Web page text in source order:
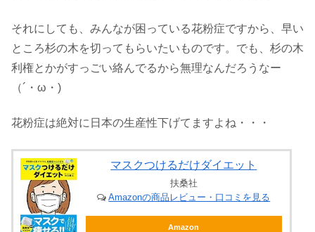
それにしても、みんなが困っている花粉症ですから、早い
ところ杉の木を切ってもらいたいものです。でも、杉の木
利権とかがすっごい絡んでるから無理なんだろうなー
（´・ω・)
花粉症は絶対に日本の生産性下げてますよね・・・
マスクつけるだけダイエット
扶桑社
Amazonの商品レビュー・口コミを見る
Amazon